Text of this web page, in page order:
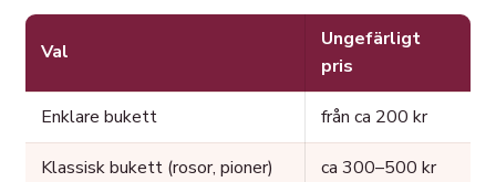
Val
Ungefärligt
pris
Enklare bukett från ca 200 kr
Klassisk bukett (rosor, pioner) ca 300–500 kr